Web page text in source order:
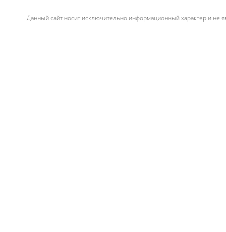
Данный сайт носит исключительно информационный характер и не